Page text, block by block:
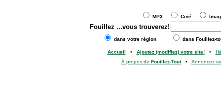
MP3 Ciné
Fouillez ...vous trouverez!
dans votre région dans Fouillez-
Accueil • Ajoutez (modifiez) votre site!•
À propos de Fouillez-Tout• Annoncez